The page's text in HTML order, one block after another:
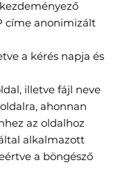
címe anonimizált
a kérés napja és
illetve fájl neve
ahonnan
az oldalhoz
alkalmazott
a böngésző